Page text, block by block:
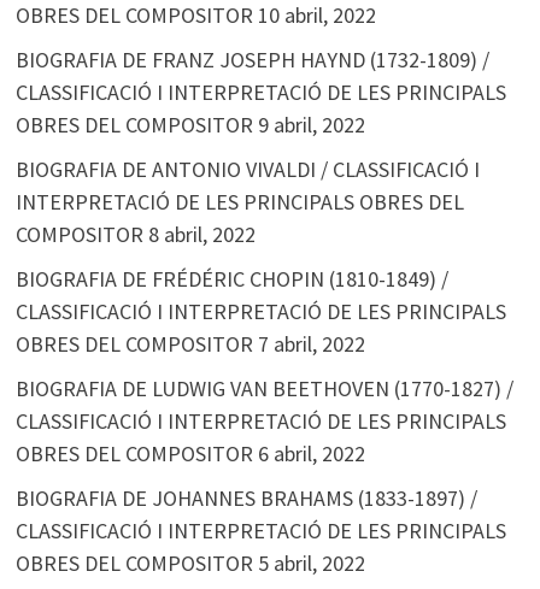
OBRES DEL COMPOSITOR 10 abril, 2022
BIOGRAFIA DE FRANZ JOSEPH HAYND (1732-1809) /
CLASSIFICACIÓ I INTERPRETACIÓ DE LES PRINCIPALS
OBRES DEL COMPOSITOR 9 abril, 2022
BIOGRAFIA DE ANTONIO VIVALDI / CLASSIFICACIÓ I
INTERPRETACIÓ DE LES PRINCIPALS OBRES DEL
COMPOSITOR 8 abril, 2022
BIOGRAFIA DE FRÉDÉRIC CHOPIN (1810-1849) /
CLASSIFICACIÓ I INTERPRETACIÓ DE LES PRINCIPALS
OBRES DEL COMPOSITOR 7 abril, 2022
BIOGRAFIA DE LUDWIG VAN BEETHOVEN (1770-1827) /
CLASSIFICACIÓ I INTERPRETACIÓ DE LES PRINCIPALS
OBRES DEL COMPOSITOR 6 abril, 2022
BIOGRAFIA DE JOHANNES BRAHAMS (1833-1897) /
CLASSIFICACIÓ I INTERPRETACIÓ DE LES PRINCIPALS
OBRES DEL COMPOSITOR 5 abril, 2022